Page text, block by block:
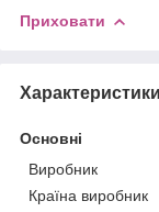
Приховати
Характеристики
Основні
Виробник
Країна виробник